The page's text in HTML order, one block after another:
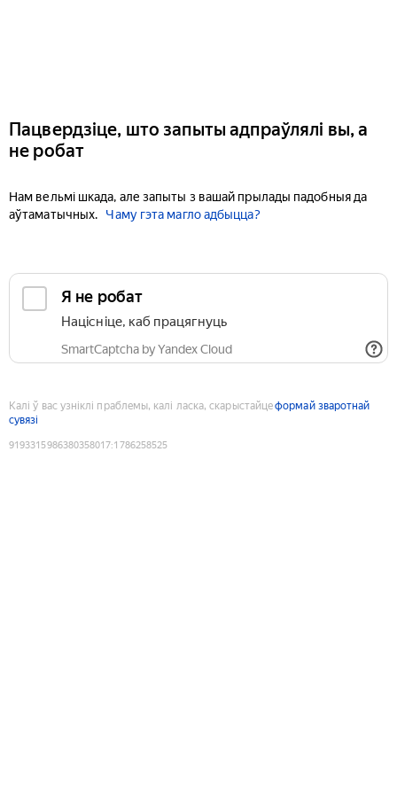
Пацвердзіце, што запыты адпраўлялі вы, а
не робат
Нам вельмі шкада, але запыты з вашай прылады падобныя да
аўтаматычных.
Чаму гэта магло адбыцца?
Я не робат
Націсніце, каб працягнуць
SmartCaptcha by Yandex Cloud
Калі ў вас узніклі праблемы, калі ласка, скарыстайцеформай зваротнай
сувязі
9193315986380358017:1786258525